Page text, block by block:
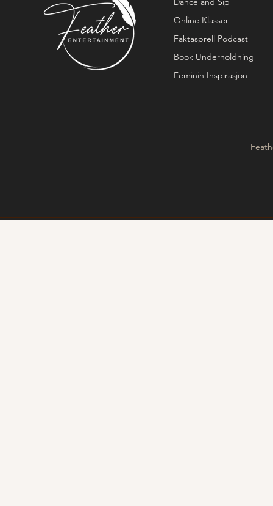
Online Klasser
Faktasprell Podcast
Book Underholdning
Feminin Inspirasjon